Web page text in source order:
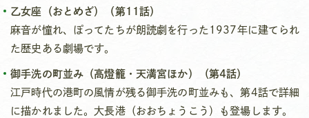
乙女座（おとめざ）（第11話）
麻音が憧れ、ぽってたちが朗読劇を行った1937年に建てられ
た歴史ある劇場です。
御手洗の町並み（高燈籠・天満宮ほか）（第4話）
江戸時代の港町の風情が残る御手洗の町並みも、第4話で詳細
に描かれました。大長港（おおちょうこう）も登場します。